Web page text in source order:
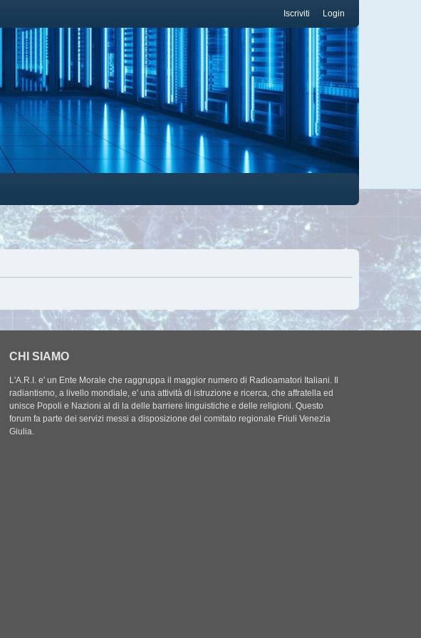
Login
Iscriviti
CHI SIAMO
L'A.R.I. e' un Ente Morale che raggruppa il maggior numero di Radioamatori Italiani. Il
radiantismo, a livello mondiale, e' una attività di istruzione e ricerca, che affratella ed
unisce Popoli e Nazioni al di la delle barriere linguistiche e delle religioni. Questo
forum fa parte dei servizi messi a disposizione del comitato regionale Friuli Venezia
Giulia.